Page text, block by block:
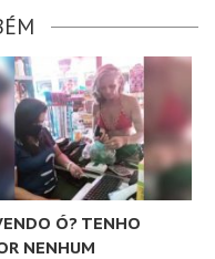
Ó? TENHO
NENHUM